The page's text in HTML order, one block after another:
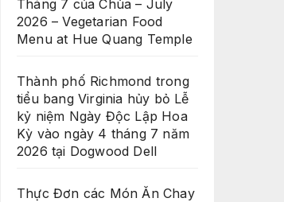
Tháng 7 của Chùa – July
2026 – Vegetarian Food
Menu at Hue Quang Temple
Thành phố Richmond trong
tiểu bang Virginia hủy bỏ Lễ
kỷ niệm Ngày Độc Lập Hoa
Kỳ vào ngày 4 tháng 7 năm
2026 tại Dogwood Dell
Thực Đơn các Món Ăn Chay